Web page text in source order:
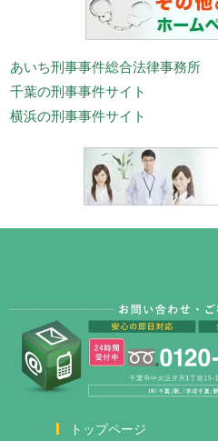
あいち刑事事件総合法律事務所
千葉の刑事事件サイト
横浜の刑事事件サイト
トップページ